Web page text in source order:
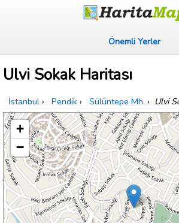
Önemli Yerler
Ulvi Sokak Haritası
İstanbul › Pendik › Sülüntepe Mh. › Ulvi
+
−